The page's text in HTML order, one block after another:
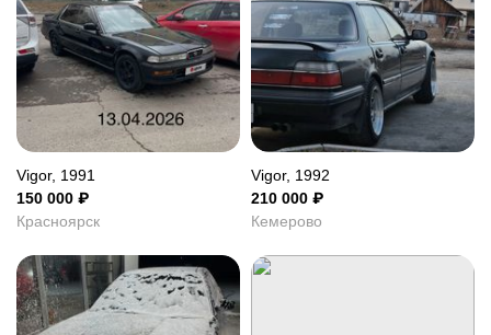
Vigor, 1991
150 000 ₽
Красноярск
Vigor, 1992
210 000 ₽
Кемерово